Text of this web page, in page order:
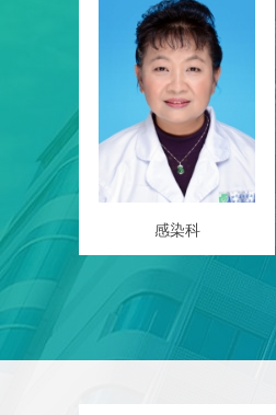
眼科